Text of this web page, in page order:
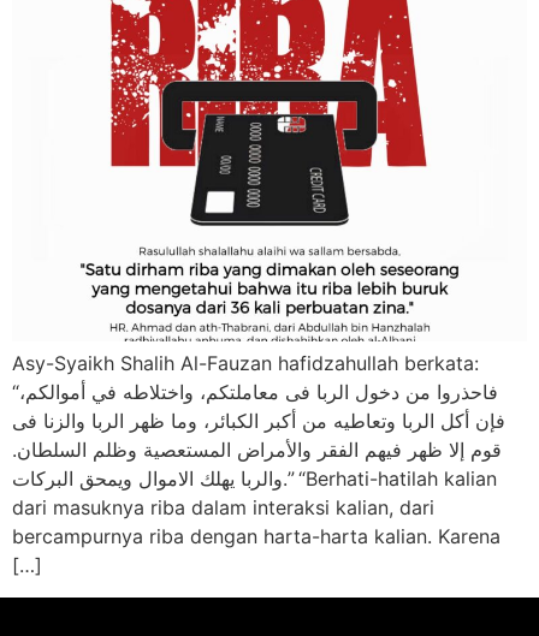
Asy-Syaikh Shalih Al-Fauzan hafidzahullah berkata:
“فاحذروا من دخول الربا فى معاملتكم، واختلاطه في أموالكم،
فإن أكل الربا وتعاطيه من أكبر الكبائر، وما ظهر الربا والزنا فى
قوم إلا ظهر فيهم الفقر والأمراض المستعصية وظلم السلطان.
والربا يهلك الاموال ويمحق البركات.” “Berhati-hatilah kalian
dari masuknya riba dalam interaksi kalian, dari
bercampurnya riba dengan harta-harta kalian. Karena
[…]